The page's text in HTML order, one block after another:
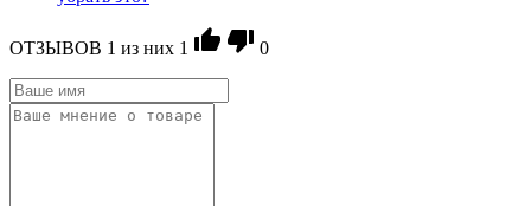
ОТЗЫВОВ 1 из ниx 1 0